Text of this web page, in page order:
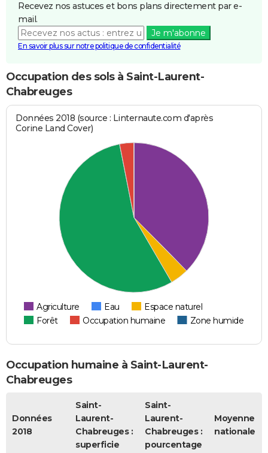
Recevez nos astuces et bons plans directement par e-
mail.
Je m'abonne
En savoir plus sur notre politique de confidentialité
Occupation des sols à Saint-Laurent-
Chabreuges
Données 2018 (source : Linternaute.com d'après
Corine Land Cover)
Agriculture Eau
Espace naturel
Forêt
Occupation humaine Zone humide
Occupation humaine à Saint-Laurent-
Chabreuges
Données
2018
Saint-
Laurent-
Chabreuges :
superficie
Saint-
Laurent-
Chabreuges :
pourcentage
Moyenne
nationale